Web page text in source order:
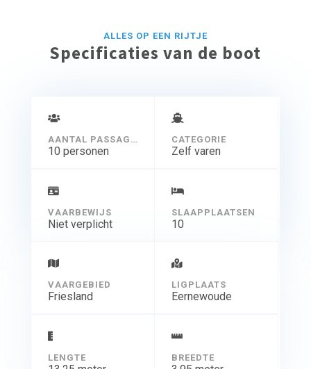
ALLES OP EEN RIJTJE
Specificaties van de boot
AANTAL PASSAGIERS
10 personen
CATEGORIE
Zelf varen
VAARBEWIJS
Niet verplicht
SLAAPPLAATSEN
10
VAARGEBIED
Friesland
LIGPLAATS
Eernewoude
LENGTE BREEDTE